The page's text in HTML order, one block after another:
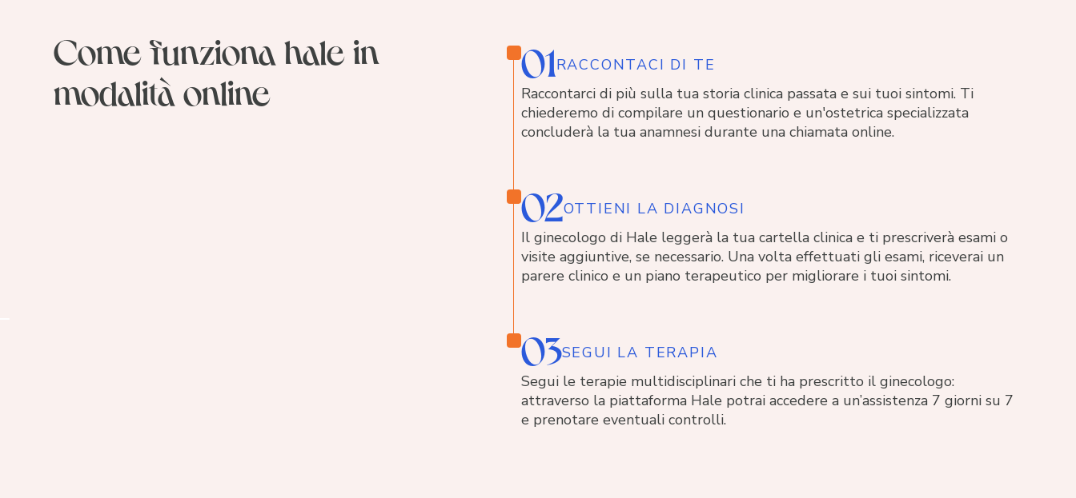
Come funziona hale in
modalità online
01RACCONTACI DI TE
Raccontarci di più sulla tua storia clinica passata e sui tuoi sintomi. Ti
chiederemo di compilare un questionario e un'ostetrica specializzata
concluderà la tua anamnesi durante una chiamata online.
02OTTIENI LA DIAGNOSI
Il ginecologo di Hale leggerà la tua cartella clinica e ti prescriverà esami o
visite aggiuntive, se necessario. Una volta effettuati gli esami, riceverai un
parere clinico e un piano terapeutico per migliorare i tuoi sintomi.
03SEGUI LA TERAPIA
Segui le terapie multidisciplinari che ti ha prescritto il ginecologo:
attraverso la piattaforma Hale potrai accedere a un’assistenza 7 giorni su 7
e prenotare eventuali controlli.